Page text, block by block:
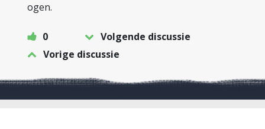
ogen.
0
Volgende discussie
Vorige discussie